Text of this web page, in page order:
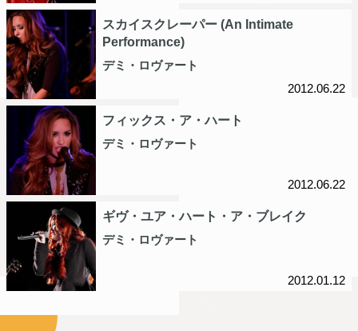
スカイスクレーパー (An Intimate
Performance)
デミ・ロヴァート
2012.06.22
フィックス・ア・ハート
デミ・ロヴァート
2012.06.22
ギヴ・ユア・ハート・ア・ブレイク
デミ・ロヴァート
2012.01.12